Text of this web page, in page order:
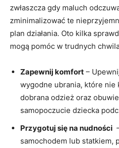
zwłaszcza gdy maluch
zminimalizować te‌
plan działania. ⁤Oto kilka⁤
mogą pomóc w⁤ trudnych
Zapewnij komfort –
⁢wygodne‍ ubrania, które⁢ nie
dobrana‌ odzież oraz‌
samopoczucie dziecka
Przygotuj się na ‌nudności
samochodem lub statkiem,